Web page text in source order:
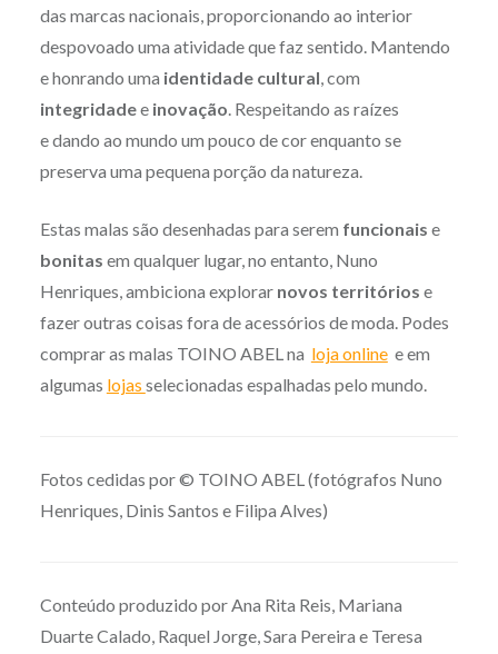
das marcas nacionais, proporcionando ao interior
despovoado uma atividade que faz sentido. Mantendo
e honrando uma identidade cultural , com
integridadee inovação . Respeitando as raízes
e dando ao mundo um pouco de cor enquanto se
preserva uma pequena porção da natureza.
Estas malas são desenhadas para serem funcionais e
bonitas em qualquer lugar, no entanto, Nuno
Henriques, ambiciona explorarnovos territórios e
fazer outras coisas fora de acessórios de moda. Podes
comprar as malas TOINO ABEL na loja onlinee em
algumas lojas selecionadas espalhadas pelo mundo.
Fotos cedidas por © TOINO ABEL (fotógrafos Nuno
Henriques, Dinis Santos e Filipa Alves)
Conteúdo produzido por Ana Rita Reis, Mariana
Duarte Calado, Raquel Jorge, Sara Pereira e Teresa